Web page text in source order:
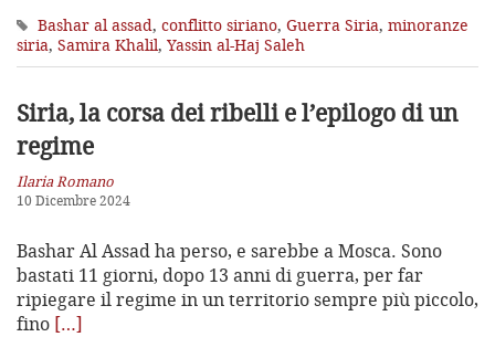
Bashar al assad, conflitto siriano, Guerra Siria, minoranze
siria, Samira Khalil, Yassin al-Haj Saleh
Siria, la corsa dei ribelli e l’epilogo di un
regime
Ilaria Romano
10 Dicembre 2024
Bashar Al Assad ha perso, e sarebbe a Mosca. Sono
bastati 11 giorni, dopo 13 anni di guerra, per far
ripiegare il regime in un territorio sempre più piccolo,
fino […]